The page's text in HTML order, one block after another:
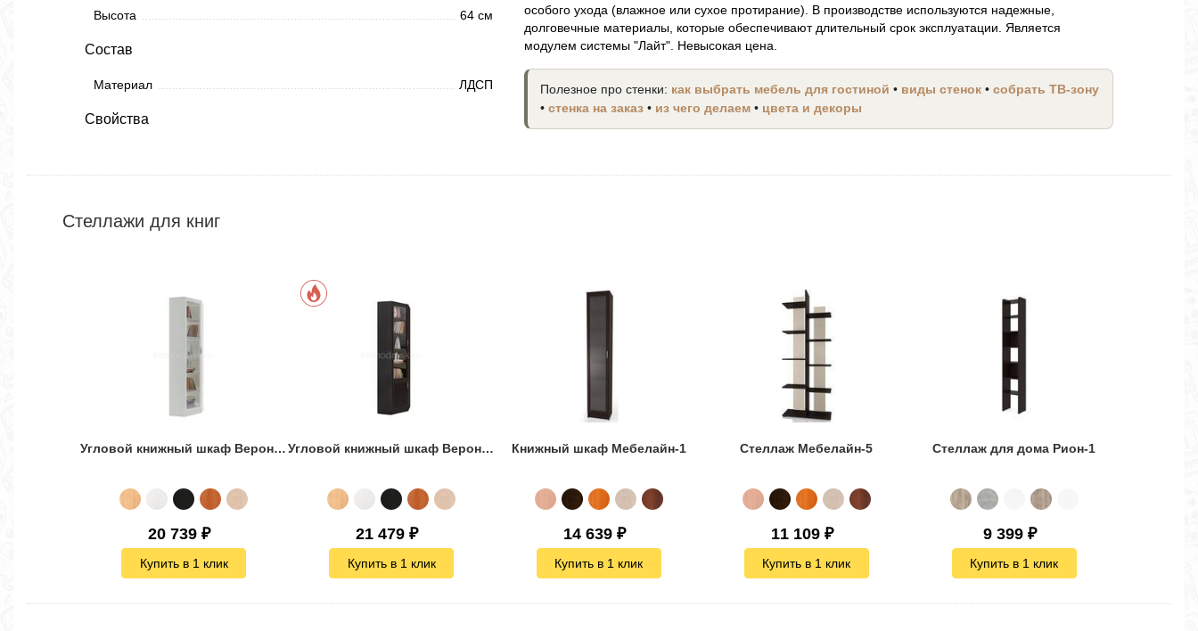
Высота
64 см
Состав
Материал ЛДСП
Свойства
особого ухода (влажное или сухое протирание). В производстве используются надежные,
долговечные материалы, которые обеспечивают длительный срок эксплуатации. Является
модулем системы "Лайт". Невысокая цена.
Полезное про стенки: как выбрать мебель для гостиной • виды стенок •собрать ТВ-зону
•стенка на заказ • из чего делаем • цвета и декоры
Стеллажи для книг
Угловой книжный шкаф Верона-1
20 739 ₽
Купить в 1 клик
Угловой книжный шкаф Верона-2
21 479 ₽
Купить в 1 клик
Книжный шкаф Мебелайн-1
14 639 ₽
Купить в 1 клик
Стеллаж Мебелайн-5
11 109 ₽
Купить в 1 клик
Стеллаж для дома Рион-1
9 399 ₽
Купить в 1 клик